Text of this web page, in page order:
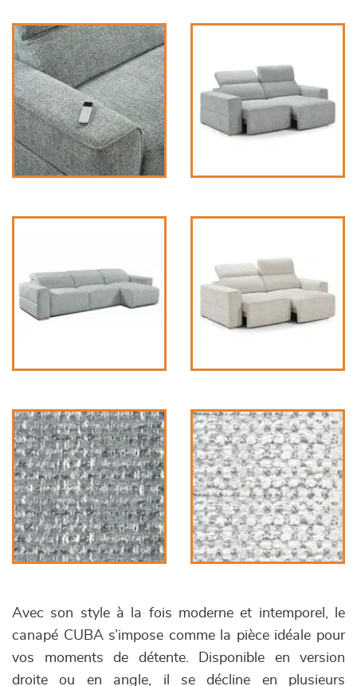
Avec son style à la fois moderne et intemporel, le
canapé CUBA s’impose comme la pièce idéale pour
vos moments de détente. Disponible en version
droite ou en angle, il se décline en plusieurs